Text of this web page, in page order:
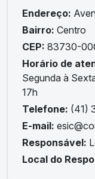
Endereço:
Bairro: Centro
CEP: 83730-
Horário de
Segunda à
17h
Telefone: (41)
E-mail:
Responsável:
Local do